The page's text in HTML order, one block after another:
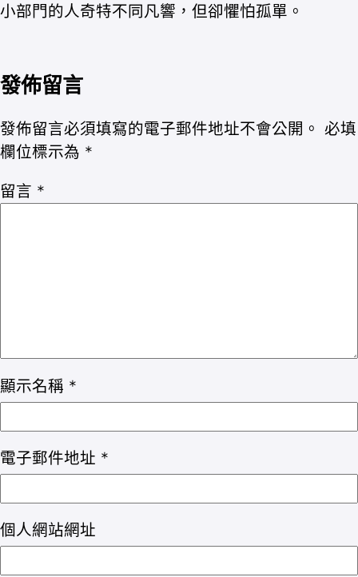
小部門的人奇特不同凡響，但卻懼怕孤單。
發佈留言
發佈留言必須填寫的電子郵件地址不會公開。 必填
欄位標示為 *
留言 *
顯示名稱 *
電子郵件地址 *
個人網站網址